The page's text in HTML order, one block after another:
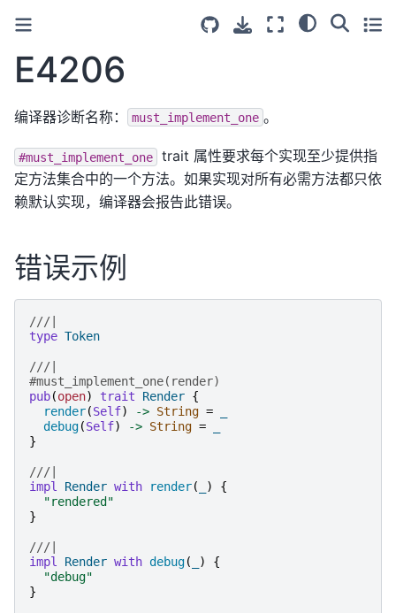
E4206
编译器诊断名称： must_implement_one 。
#must_implement_one
trait 属性要求每个实现至少提供指
定方法集合中的一个方法。如果实现对所有必需方法都只依
赖默认实现，编译器会报告此错误。
错误示例
///|
type Token
///|
#must_implement_one(render)
pub(open) trait Render {
render(Self) -> String =
debug(Self) -> String =
}
///|
impl
Render with render( )
{
"rendered "
}
///|
impl
Render with debug( )
{
"debug"
}